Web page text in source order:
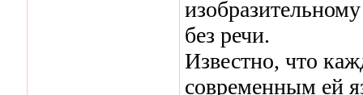
без речи.
Известно, что
современным ей